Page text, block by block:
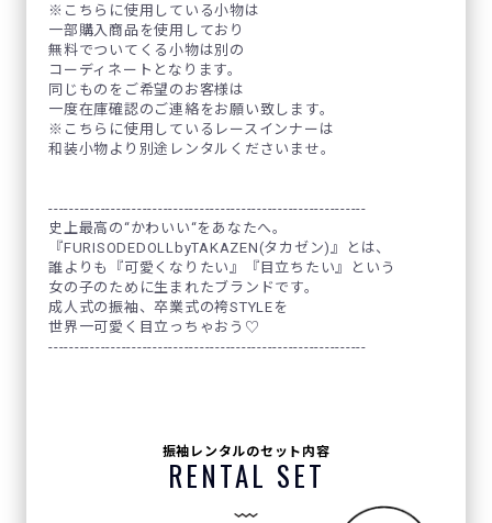
※こちらに使用している小物は
一部購入商品を使用しており
無料でついてくる小物は別の
コーディネートとなります。
同じものをご希望のお客様は
一度在庫確認のご連絡をお願い致します。
※こちらに使用しているレースインナーは
和装小物より別途レンタルくださいませ。
-------------------------------------------------------------
史上最高の“かわいい“をあなたへ。
『FURISODEDOLLbyTAKAZEN(タカゼン)』とは、
誰よりも『可愛くなりたい』『目立ちたい』という
女の子のために生まれたブランドです。
成人式の振袖、卒業式の袴STYLEを
世界一可愛く目立っちゃおう♡
-------------------------------------------------------------
振袖レンタルのセット内容
RENTAL SET